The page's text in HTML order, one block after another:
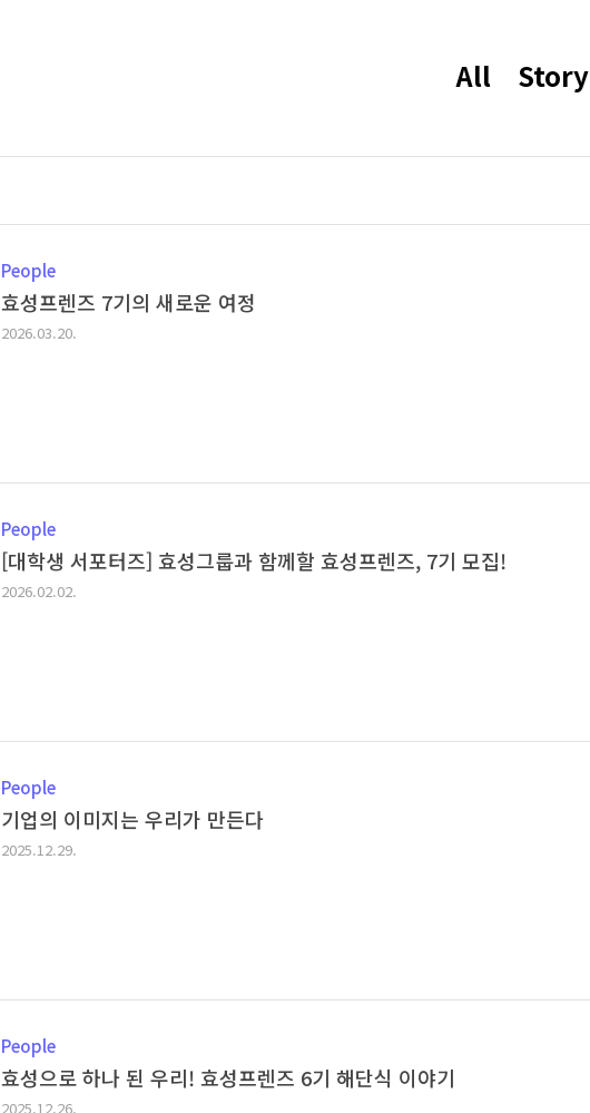
All Story
People
효성프렌즈 7기의 새로운 여정
2026.03.20.
People
[대학생 서포터즈] 효성그룹과 함께할 효성프렌즈, 7기 모집!
2026.02.02.
People
기업의 이미지는 우리가 만든다
2025.12.29.
People
효성으로 하나 된 우리! 효성프렌즈 6기 해단식 이야기
2025.12.26.